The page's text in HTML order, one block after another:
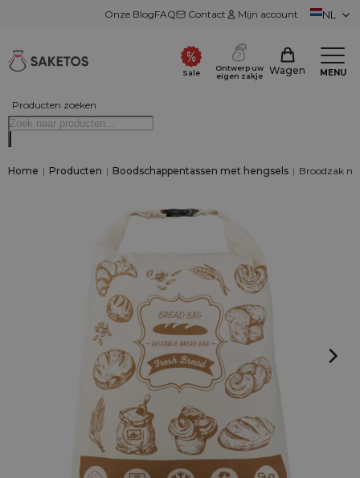
Onze BlogFAQ Contact Mijn account NL
Producten zoeken
Sale
Ontwerp uw
eigen zakje
Wagen MENU
Home | Producten | Boodschappentassen met hengsels | Broodzak